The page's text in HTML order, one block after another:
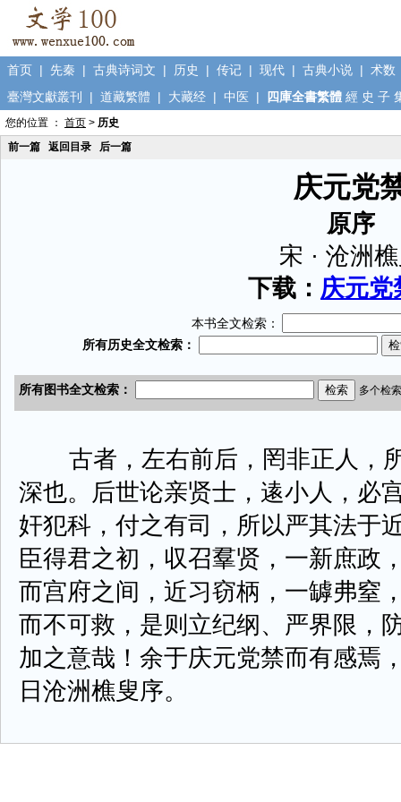
首页 | 先秦 | 古典诗词文 | 历史 | 传记 | 现代 | 古典小说 | 术数
臺灣文獻叢刊
| 道藏繁體 | 大藏经 | 中医 | 四庫全書繁體 經 史 子
您的位置 ： 首页 > 历史
前一篇
返回目录 后一篇
庆元党
原序
宋 · 沧洲
下载： 庆元
本书全文检索：
古者，左右前后，罔非正人，
深也。后世论亲贤士，逺小人，必
奸犯科，付之有司，所以严其法于
臣得君之初，収召羣贤，一新庶政
而宫府之间，近习窃柄，一罅弗窒
而不可救，是则立纪纲、严界限，
加之意哉！余于庆元党禁而有感焉
日沧洲樵叟序。